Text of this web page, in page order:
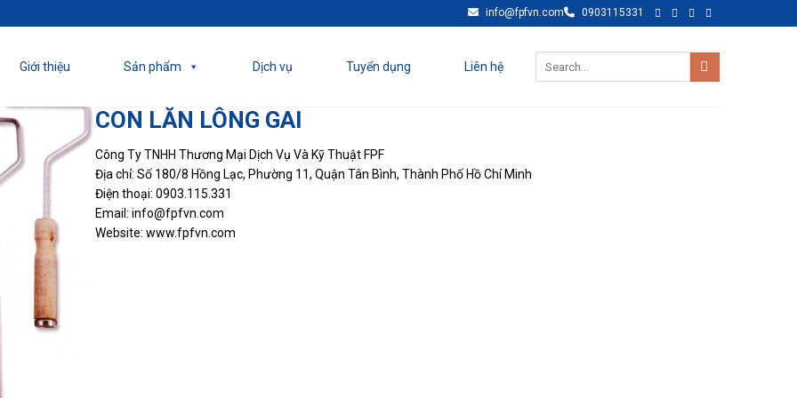
info@fpfvn.com 0903115331
Giới thiệu Sản phẩm Dịch vụ Tuyển dụng Liên hệ
CON LĂN LÔNG GAI
Công Ty TNHH Thương Mại Dịch Vụ Và Kỹ Thuật FPF
Địa chỉ: Số 180/8 Hồng Lạc, Phường 11, Quận Tân Bình, Thành Phố Hồ Chí Minh
Điện thoại: 0903.115.331
Email: info@fpfvn.com
Website: www.fpfvn.com